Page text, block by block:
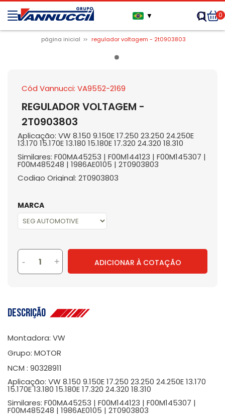
▼ 0
página inicial regulador voltagem - 2t0903803
Cód Vannucci: VA9552-2169
REGULADOR VOLTAGEM -
2T0903803
Aplicação: VW 8.150 9.150E 17.250 23.250 24.250E
13.170 15.170E 13.180 15.180E 17.320 24.320 18.310
Similares: F00MA45253 | F00M144123 | F00M145307 |
F00M485248 | 1986AE0105 | 2T0903803
Codigo Original: 2T0903803
MARCA
- + ADICIONAR À COTAÇÃO
Descrição
Montadora: VW
Grupo: MOTOR
NCM : 90328911
Aplicação: VW 8.150 9.150E 17.250 23.250 24.250E 13.170
15.170E 13.180 15.180E 17.320 24.320 18.310
Similares: F00MA45253 | F00M144123 | F00M145307 |
F00M485248 | 1986AE0105 | 2T0903803